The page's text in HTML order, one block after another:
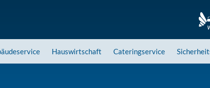
Hauswirtschaft Cateringservice